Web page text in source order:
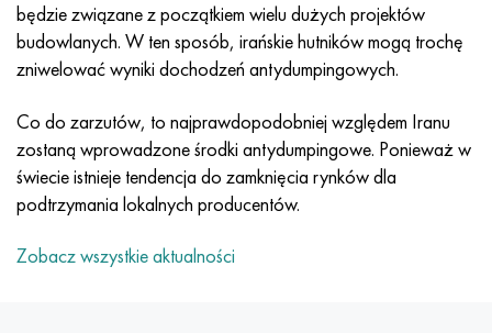
będzie związane z początkiem wielu dużych projektów
budowlanych. W ten sposób, irańskie hutników mogą trochę
zniwelować wyniki dochodzeń antydumpingowych.
Co do zarzutów, to najprawdopodobniej względem Iranu
zostaną wprowadzone środki antydumpingowe. Ponieważ w
świecie istnieje tendencja do zamknięcia rynków dla
podtrzymania lokalnych producentów.
Zobacz wszystkie aktualności
Nicrofer 6030
Nitronik 40
Nitronik 50
Nitronika 60
80 mil morskich
80NMV-VI
80NHS
81HMA
XN75TBYu
XN77TYu
XN77TYUR
ХН78Т
TS-6
14 tytan
SP-17
40 tytanu
1.4580 - AISI 316Cb
1.4597 - AISI 204Cu
Stop 28 - 1.4563
Stop 31 - 1.4562
20X12VNMF
20Х3MFW
21NKMT
37X12N8G8MFB
30hgsn2a, 30hgsna
30xn2ma, 30CrNiMo8
30хн3а, 31nicr14
34khn3ma, 36NiCrMo16, 35NiCrMo16